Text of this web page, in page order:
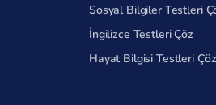
Sosyal Bilgiler Testleri
İngilizce Testleri Çöz
Hayat Bilgisi Testleri Çöz